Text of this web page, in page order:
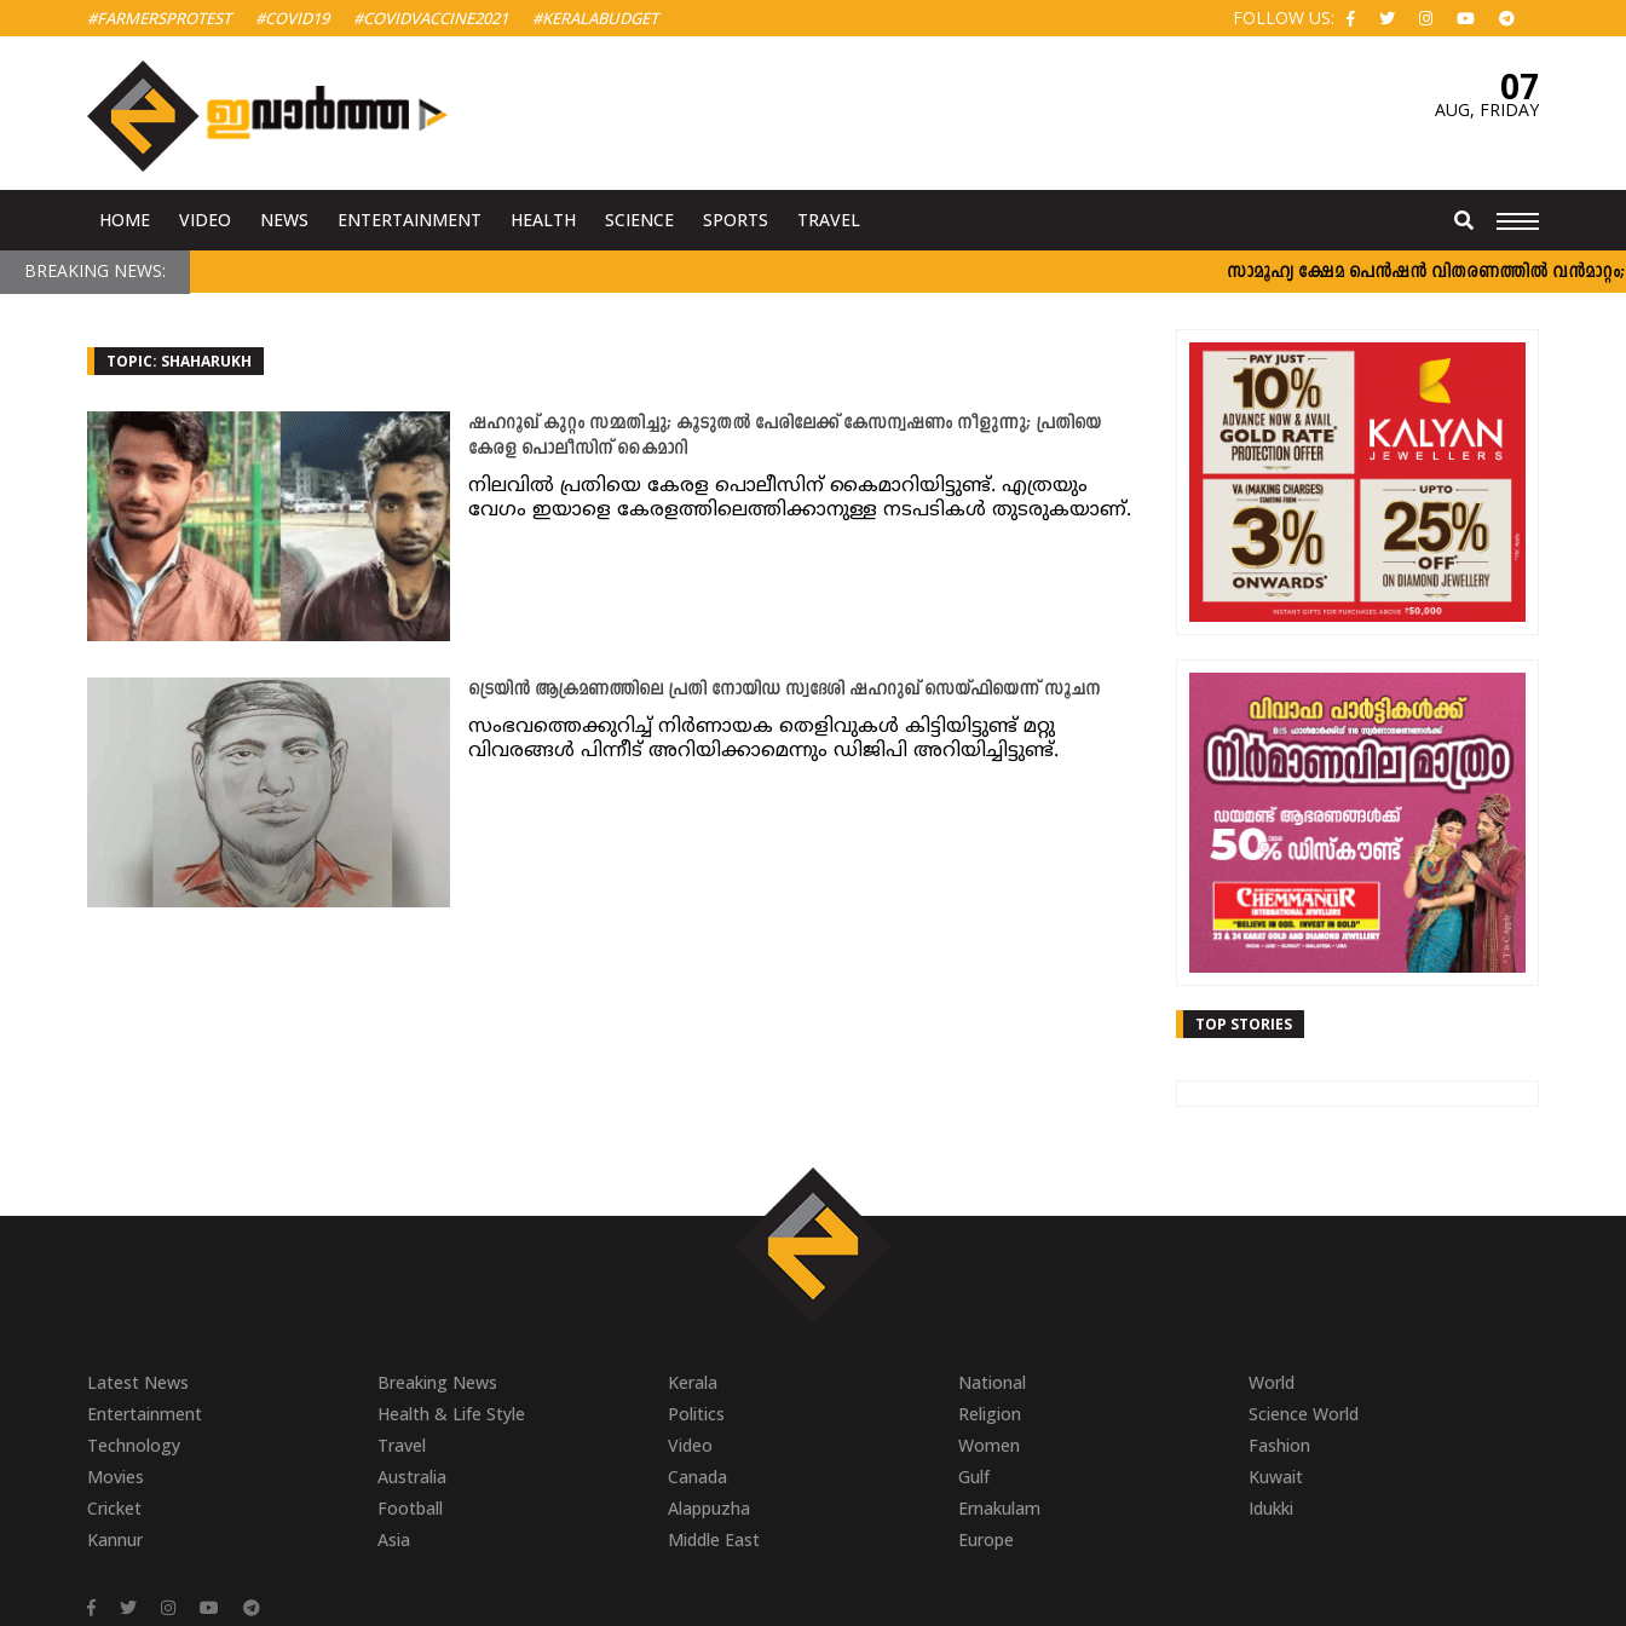
#FARMERSPROTEST #COVID19 #COVIDVACCINE2021 #KERALABUDGET FOLLOW US:
07
AUG, FRIDAY
HOME VIDEO NEWS ENTERTAINMENT HEALTH SCIENCE SPORTS TRAVEL
BREAKING NEWS: സാമൂഹ്യ ക്ഷേമ പെൻഷൻ വിതരണത്തിൽ വൻമാറ്റം;
TOPIC: SHAHARUKH
ഷഹറൂഖ് കുറ്റം സമ്മതിച്ചു; കൂടുതൽ പേരിലേക്ക് കേസന്വഷണം നീളുന്നു; പ്രതിയെ
കേരള പൊലീസിന് കൈമാറി
നിലവിൽ പ്രതിയെ കേരള പൊലീസിന് കൈമാറിയിട്ടുണ്ട്. എത്രയും
വേഗം ഇയാളെ കേരളത്തിലെത്തിക്കാനുള്ള നടപടികൾ തുടരുകയാണ്.
ട്രെയിൻ ആക്രമണത്തിലെ പ്രതി നോയിഡ സ്വദേശി ഷഹറുഖ് സെയ്ഫിയെന്ന് സൂചന
സംഭവത്തെക്കുറിച്ച് നിർണായക തെളിവുകൾ കിട്ടിയിട്ടുണ്ട് മറ്റു
വിവരങ്ങൾ പിന്നീട് അറിയിക്കാമെന്നും ഡിജിപി അറിയിച്ചിട്ടുണ്ട്.
TOP STORIES
Latest News Breaking News Kerala National
World
Entertainment
Health & Life Style Politics Religion
Science World
Technology
Travel Video Women
Fashion
Movies
Australia Canada Gulf
Kuwait
Cricket
Football Alappuzha Ernakulam
Idukki
Kannur
Asia Middle East Europe